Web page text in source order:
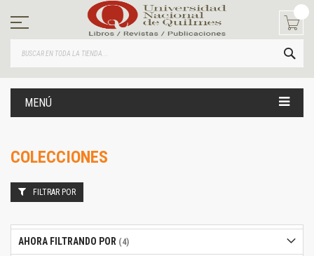
contenido
MENÚ
COLECCIONES
FILTRAR POR
AHORA FILTRANDO POR